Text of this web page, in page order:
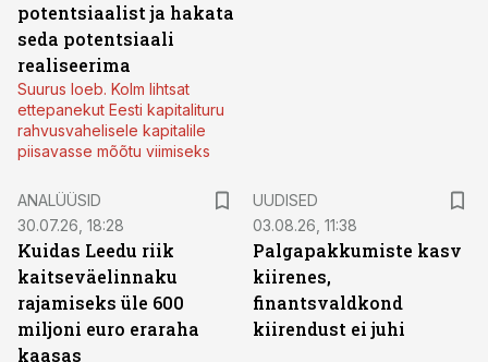
potentsiaalist ja hakata
seda potentsiaali
realiseerima
Suurus loeb. Kolm lihtsat
ettepanekut Eesti kapitalituru
rahvusvahelisele kapitalile
piisavasse mõõtu viimiseks
ANALÜÜSID
30.07.26, 18:28
Kuidas Leedu riik
kaitseväelinnaku
rajamiseks üle 600
miljoni euro eraraha
kaasas
UUDISED
03.08.26, 11:38
Palgapakkumiste kasv
kiirenes,
finantsvaldkond
kiirendust ei juhi